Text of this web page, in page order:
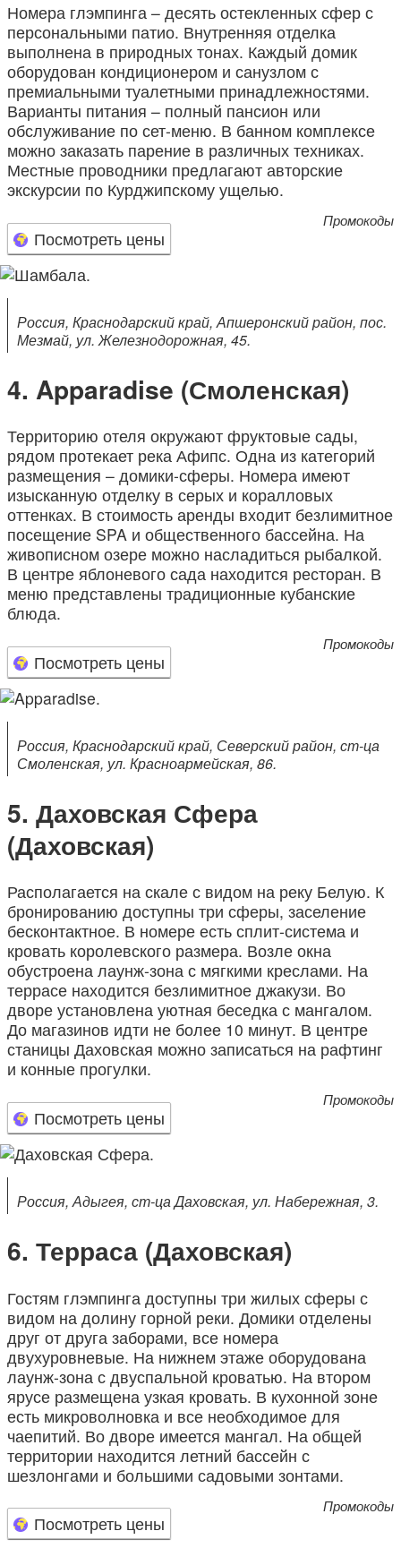
Номера глэмпинга – десять остекленных сфер с
персональными патио. Внутренняя отделка
выполнена в природных тонах. Каждый домик
оборудован кондиционером и санузлом с
премиальными туалетными принадлежностями.
Варианты питания – полный пансион или
обслуживание по сет-меню. В банном комплексе
можно заказать парение в различных техниках.
Местные проводники предлагают авторские
экскурсии по Курджипскому ущелью.
Посмотреть цены
Промокоды
Россия, Краснодарский край, Апшеронский район, пос.
Мезмай, ул. Железнодорожная, 45.
Apparadise (Смоленская)
Территорию отеля окружают фруктовые сады,
рядом протекает река Афипс. Одна из категорий
размещения – домики-сферы. Номера имеют
изысканную отделку в серых и коралловых
оттенках. В стоимость аренды входит безлимитное
посещение SPA и общественного бассейна. На
живописном озере можно насладиться рыбалкой.
В центре яблоневого сада находится ресторан. В
меню представлены традиционные кубанские
блюда.
Посмотреть цены
Промокоды
Россия, Краснодарский край, Северский район, ст-ца
Смоленская, ул. Красноармейская, 86.
Даховская Сфера
(Даховская)
Располагается на скале с видом на реку Белую. К
бронированию доступны три сферы, заселение
бесконтактное. В номере есть сплит-система и
кровать королевского размера. Возле окна
обустроена лаунж-зона с мягкими креслами. На
террасе находится безлимитное джакузи. Во
дворе установлена уютная беседка с мангалом.
До магазинов идти не более 10 минут. В центре
станицы Даховская можно записаться на рафтинг
и конные прогулки.
Посмотреть цены
Промокоды
Россия, Адыгея, ст-ца Даховская, ул. Набережная, 3.
Терраса (Даховская)
Гостям глэмпинга доступны три жилых сферы с
видом на долину горной реки. Домики отделены
друг от друга заборами, все номера
двухуровневые. На нижнем этаже оборудована
лаунж-зона с двуспальной кроватью. На втором
ярусе размещена узкая кровать. В кухонной зоне
есть микроволновка и все необходимое для
чаепитий. Во дворе имеется мангал. На общей
территории находится летний бассейн с
шезлонгами и большими садовыми зонтами.
Посмотреть цены
Промокоды